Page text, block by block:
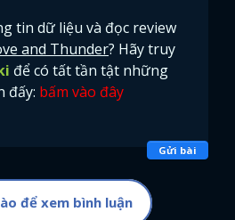
tin dữ liệu và đọc review
and Thunder? Hãy truy
để có tất tần tật những
đấy: bấm vào đây
Gửi bài
để xem bình luận